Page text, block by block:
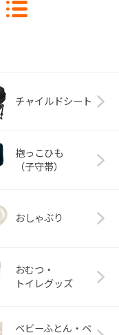
チャイルドシート
抱っこひも
（子守帯）
おしゃぶり
おむつ・
トイレグッズ
ベビーふとん・ベ